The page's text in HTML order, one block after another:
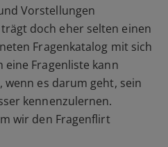
Vorstellungen
doch eher selten einen
Fragenkatalog mit sich
eine Fragenliste kann
es darum geht, sein
kennenzulernen.
wir den Fragenflirt